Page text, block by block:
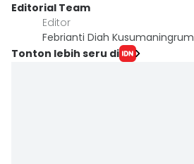
Editorial Team
Editor
Febrianti Diah Kusumaningrum
Tonton lebih seru di